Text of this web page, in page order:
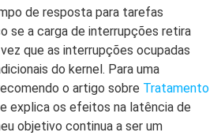
de resposta para tarefas
se a carga de interrupções retira
que as interrupções ocupadas
do kernel. Para uma
o artigo sobre Tratamento
explica os efeitos na latência de
objetivo continua a ser um